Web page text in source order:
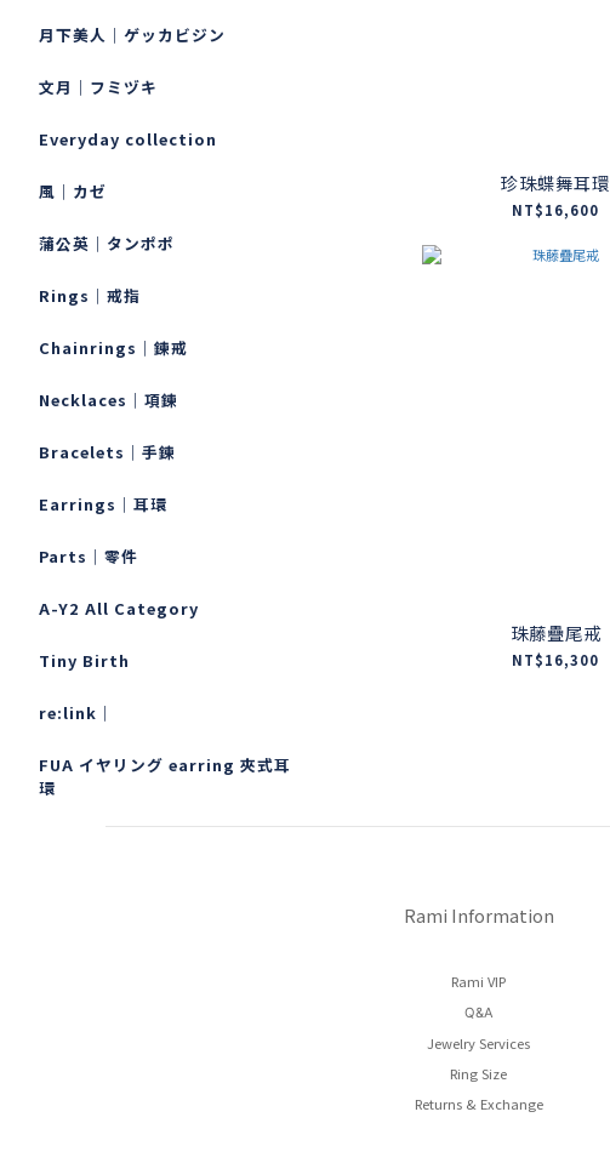
月下美人｜ゲッカビジン
文月｜フミヅキ
Everyday collection
風｜カゼ
蒲公英｜タンポポ
Rings｜戒指
Chainrings｜鍊戒
Necklaces｜項鍊
Bracelets｜手鍊
Earrings｜耳環
Parts｜零件
A-Y2 All Category
Tiny Birth
re:link｜
FUA イヤリング earring 夾式耳
環
珍珠蝶舞耳環
NT$16,600
珠藤疊尾戒
NT$16,300
Rami Information
Rami VIP
Q&A
Jewelry Services
Ring Size
Returns & Exchange